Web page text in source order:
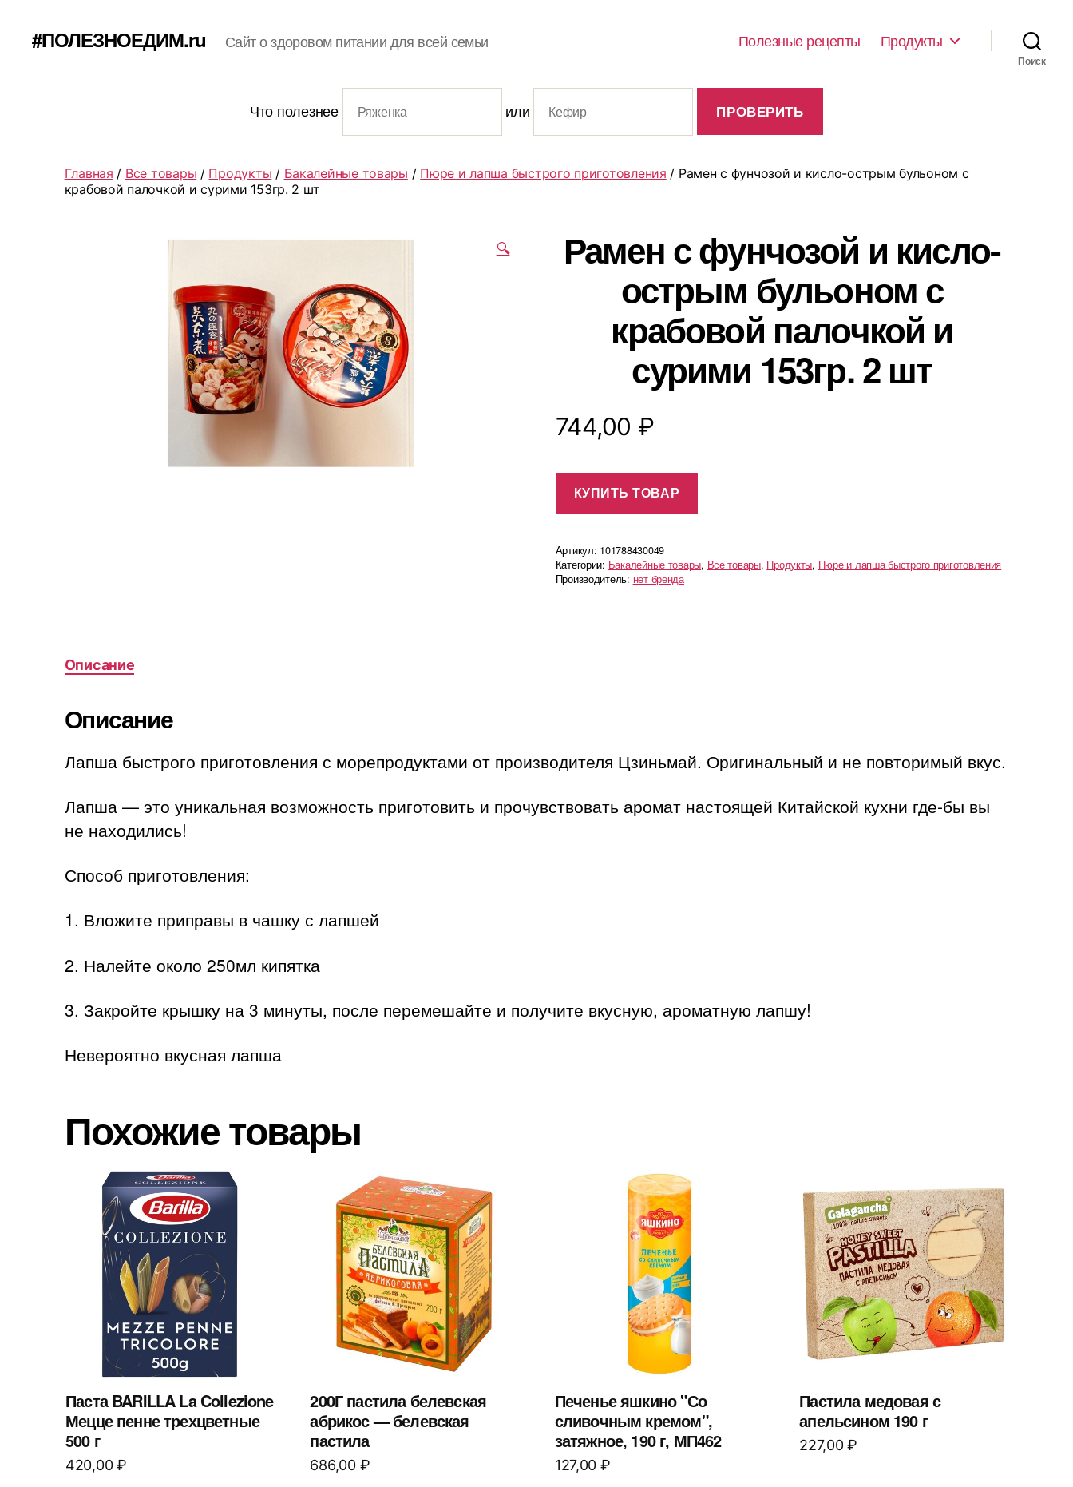
#ПОЛЕЗНОЕДИМ.ru Сайт о здоровом питании для всей семьи Полезные рецепты Продукты
Поиск
Что полезнее или
Главная / Все товары / Продукты / Бакалейные товары / Пюре и лапша быстрого приготовления / Рамен с фунчозой и кисло-острым бульоном с
крабовой палочкой и сурими 153гр. 2 шт
🔍 Рамен с фунчозой и кисло-
острым бульоном с
крабовой палочкой и
сурими 153гр. 2 шт
744,00 ₽
КУПИТЬ ТОВАР
Артикул: 101788430049
Категории: Бакалейные товары, Все товары, Продукты, Пюре и лапша быстрого приготовления
Производитель: нет бренда
Описание
Описание
Лапша быстрого приготовления с морепродуктами от производителя Цзиньмай. Оригинальный и не повторимый вкус.
Лапша — это уникальная возможность приготовить и прочувствовать аромат настоящей Китайской кухни где-бы вы
не находились!
Способ приготовления:
1. Вложите приправы в чашку с лапшей
2. Налейте около 250мл кипятка
3. Закройте крышку на 3 минуты, после перемешайте и получите вкусную, ароматную лапшу!
Невероятно вкусная лапша
Похожие товары
Паста BARILLA La Collezione
Мецце пенне трехцветные
500 г
420,00₽
200Г пастила белевская
абрикос — белевская
пастила
686,00 ₽
Печенье яшкино "Со
сливочным кремом",
затяжное, 190 г, МП462
127,00 ₽
Пастила медовая с
апельсином 190 г
227,00₽